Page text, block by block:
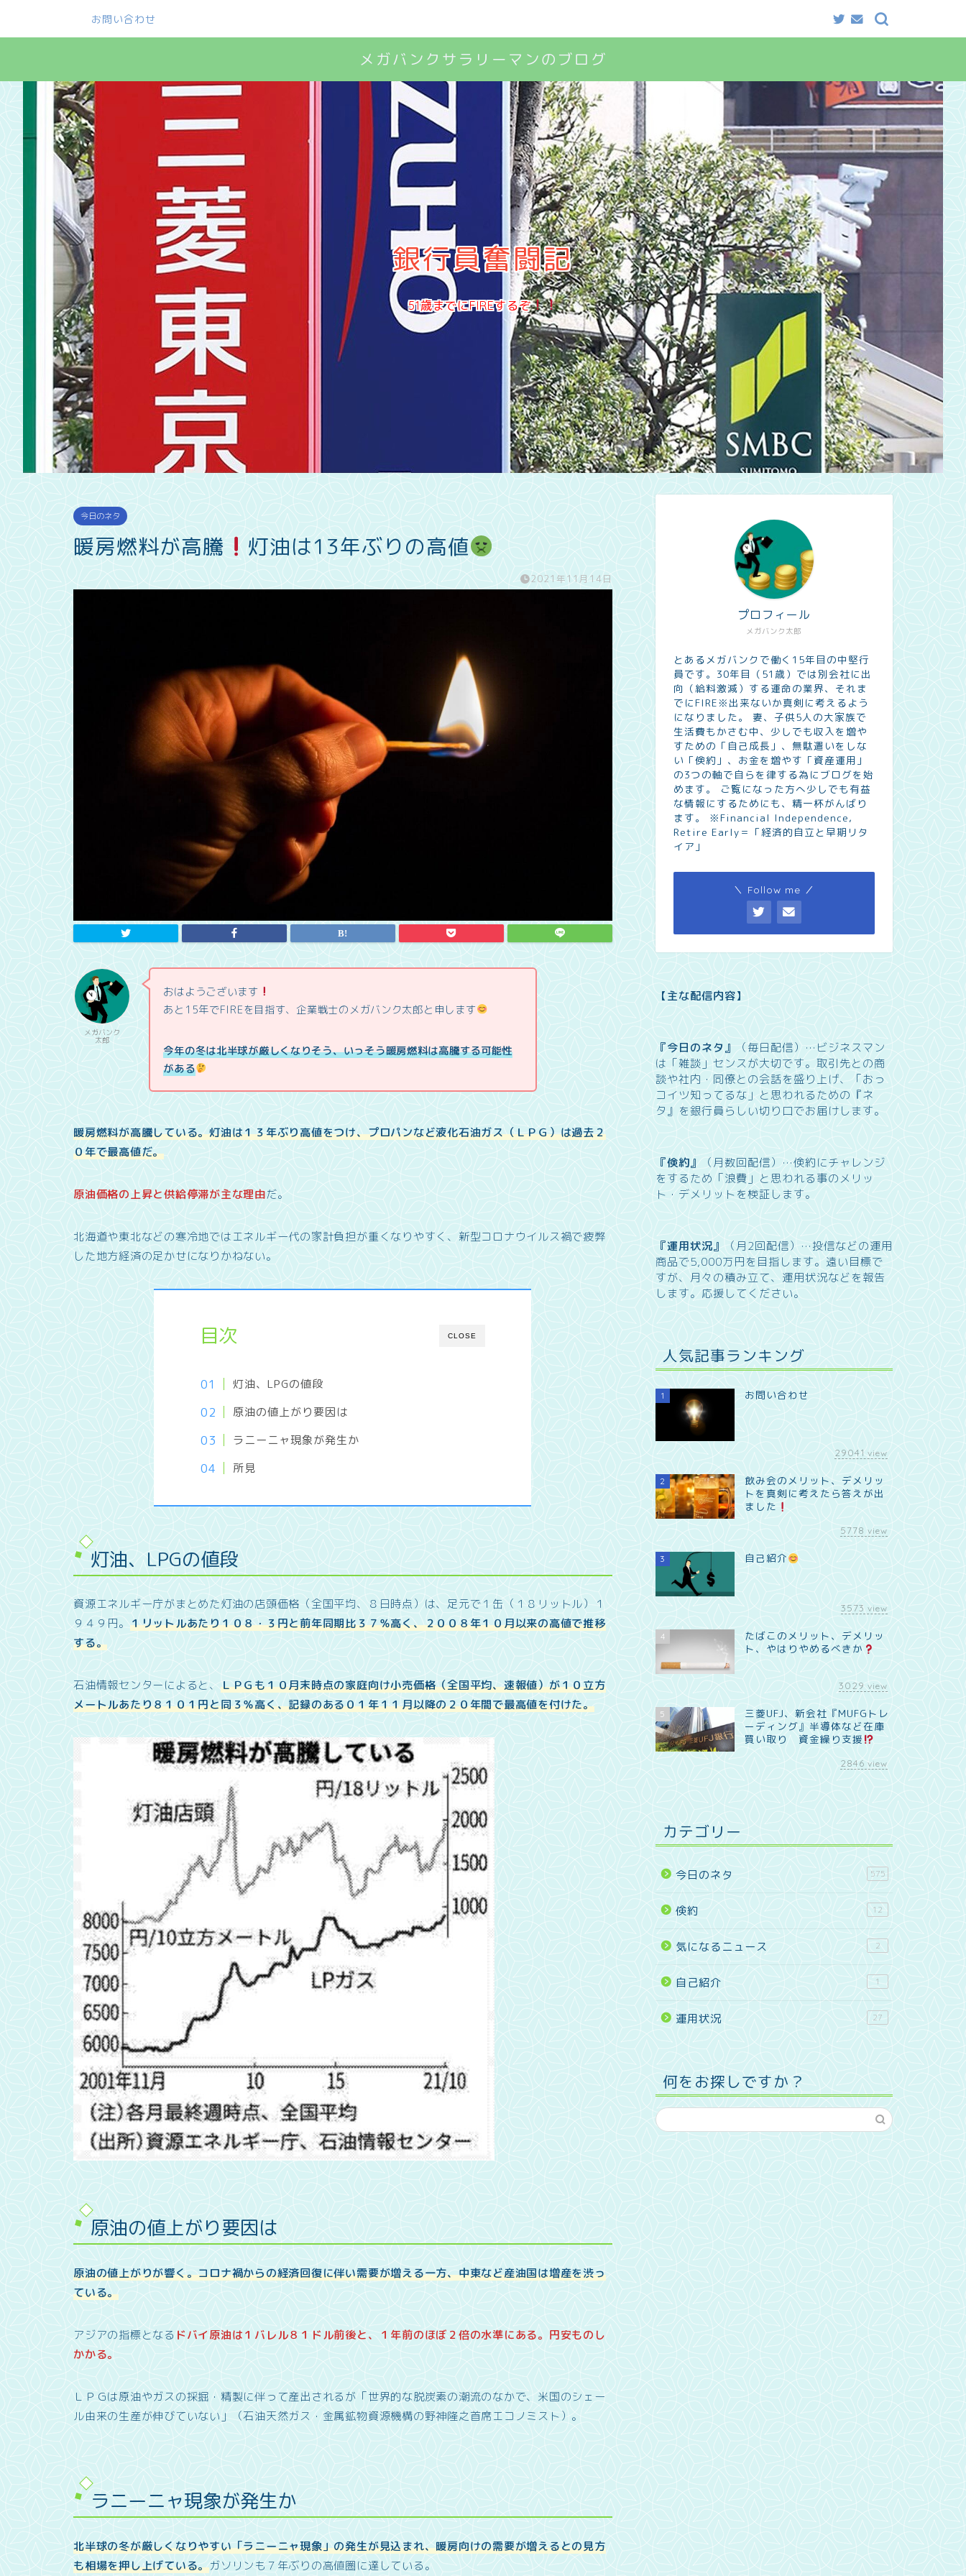
お問い合わせ
メガバンクサラリーマンのブログ
銀行員奮闘記
51歳までにFIREするぞ
今日のネタ
暖房燃料が高騰 灯油は13年ぶりの高値
2021年11月14日
メガバンク
太郎
おはようございます
あと15年でFIREを目指す、企業戦士のメガバンク太郎と申します
今年の冬は北半球が厳しくなりそう、いっそう暖房燃料は高騰する可能性
がある
暖房燃料が高騰している。灯油は１３年ぶり高値をつけ、プロパンなど液化石油ガス（ＬＰＧ）は過去２
０年で最高値だ。
原油価格の上昇と供給停滞が主な理由だ。
北海道や東北などの寒冷地ではエネルギー代の家計負担が重くなりやすく、新型コロナウイルス禍で疲弊
した地方経済の足かせになりかねない。
CLOSE
目次
灯油、LPGの値段
原油の値上がり要因は
ラニーニャ現象が発生か
所見
灯油、LPGの値段
資源エネルギー庁がまとめた灯油の店頭価格（全国平均、８日時点）は、足元で１缶（１８リットル）１
９４９円。 １リットルあたり１０８・３円と前年同期比３７％高く、２００８年１０月以来の高値で推移
する。
石油情報センターによると、 ＬＰＧも１０月末時点の家庭向け小売価格（全国平均、速報値）が１０立方
メートルあたり８１０１円と同３％高く、記録のある０１年１１月以降の２０年間で最高値を付けた。
原油の値上がり要因は
原油の値上がりが響く。コロナ禍からの経済回復に伴い需要が増える一方、中東など産油国は増産を渋っ
ている。
アジアの指標となる ドバイ原油は１バレル８１ドル前後と、１年前のほぼ２倍の水準にある。円安ものし
かかる。
ＬＰＧは原油やガスの採掘・精製に伴って産出されるが「世界的な脱炭素の潮流のなかで、米国のシェー
ル由来の生産が伸びていない」（石油天然ガス・金属鉱物資源機構の野神隆之首席エコノミスト）。
ラニーニャ現象が発生か
北半球の冬が厳しくなりやすい「ラニーニャ現象」の発生が見込まれ、暖房向けの需要が増えるとの見方
も相場を押し上げている。ガソリンも７年ぶりの高値圏に達している。
メガバンク太郎
プロフィール
とあるメガバンクで働く15年目の中堅行
員です。30年目（51歳）では別会社に出
向（給料激減）する運命の業界、それま
でにFIRE※出来ないか真剣に考えるよう
になりました。 妻、子供5人の大家族で
生活費もかさむ中、少しでも収入を増や
すための「自己成長」、無駄遣いをしな
い「倹約」、お金を増やす「資産運用」
の3つの軸で自らを律する為にブログを始
めます。 ご覧になった方へ少しでも有益
な情報にするためにも、精一杯がんばり
ます。 ※Financial Independence,
Retire Early＝「経済的自立と早期リタ
イア」
＼ Follow me ／
【主な配信内容】
『今日のネタ』 （毎日配信）… ビジネスマン
は「雑談」センスが大切です。取引先との商
談や社内・同僚との会話を盛り上げ、「おっ
コイツ知ってるな」と思われるための『ネ
タ』を銀行員らしい切り口でお届けします。
『倹約』 （月数回配信）…倹約にチャレンジ
をするため「浪費」と思われる事のメリッ
ト・デメリットを検証します。
『運用状況』 （月2回配信）…投信などの運用
商品で5,000万円を目指します。遠い目標で
すが、月々の積み立て、運用状況などを報告
します。 応援してください。
人気記事ランキング
1 お問い合わせ
29041 view
2
飲み会のメリット、デメリッ
トを真剣に考えたら答えが出
ました
5778 view
3 自己紹介
3573 view
4
たばこのメリット、デメリッ
ト、やはりやめるべきか
3029 view
5
三菱UFJ、新会社『MUFGトレ
ーディング』半導体など在庫
買い取り 資金繰り支援
2846 view
カテゴリー
今日のネタ 575
倹約 12
気になるニュース 2
自己紹介 1
運用状況 27
何をお探しですか？